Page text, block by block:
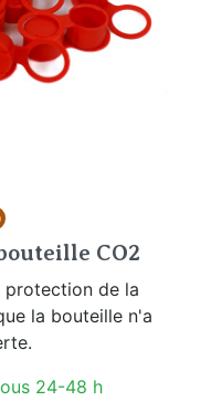
CO2
protection de la
la bouteille n'a
24-48 h